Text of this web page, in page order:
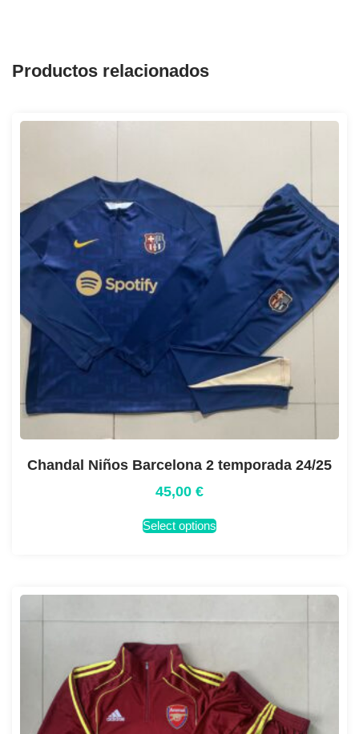
Productos relacionados
Chandal Niños Barcelona 2 temporada 24/25
45,00 €
Select options